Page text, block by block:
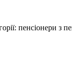
пенсіонери з